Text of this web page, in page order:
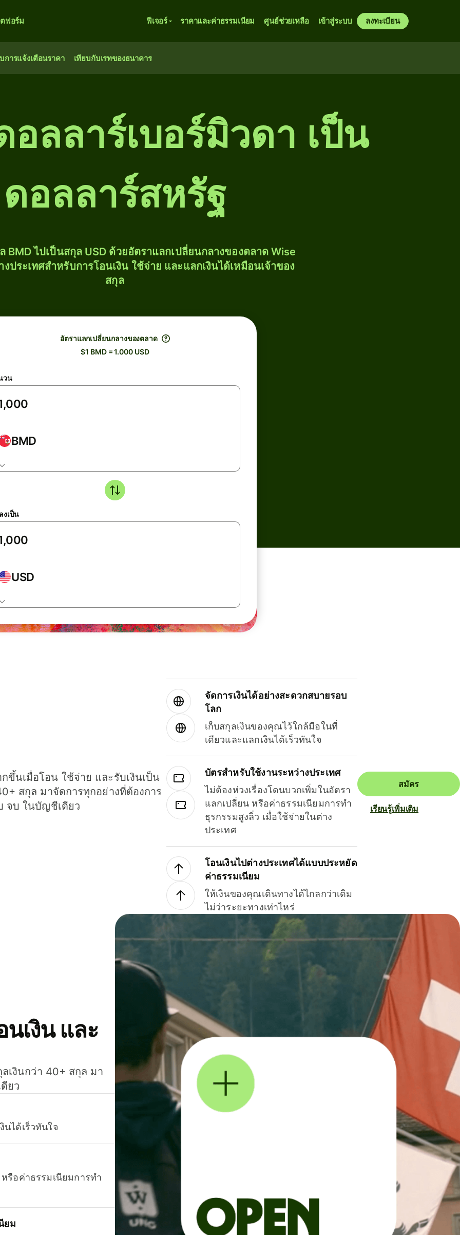
ฟอร์ม ฟีเจอร์ ราคาและค่าธรรมเนียม ศูนย์ช่วยเหลือ เข้าสู่ระบบ ลงทะเบียน
การแจ้งเตือนราคา เทียบกับเรทของธนาคาร
ลลาร์เบอร์มิวดา เป็น
ดอลลาร์สหรัฐ
BMD ไปเป็นสกุล USD ด้วยอัตราแลกเปลี่ยนกลางของตลาด Wise
ประเทศสำหรับการโอนเงิน ใช้จ่าย และแลกเงินได้เหมือนเจ้าของ
สกุล
อัตราแลกเปลี่ยนกลางของตลาด
$1 BMD = 1.000 USD
วน
BMD
งเป็น
USD
ขึ้นเมื่อโอน ใช้จ่าย และรับเงินเป็น
สกุล มาจัดการทุกอย่างที่ต้องการ
จบ ในบัญชีเดียว
จัดการเงินได้อย่างสะดวกสบายรอบ
โลก
เก็บสกุลเงินของคุณไว้ใกล้มือในที่
เดียวและแลกเงินได้เร็วทันใจ
บัตรสำหรับใช้งานระหว่างประเทศ
ไม่ต้องห่วงเรื่องโดนบวกเพิ่มในอัตรา
แลกเปลี่ยน หรือค่าธรรมเนียมการทำ
ธุรกรรมสูงลิ่ว เมื่อใช้จ่ายในต่าง
ประเทศ
โอนเงินไปต่างประเทศได้แบบประหยัด
ค่าธรรมเนียม
ให้เงินของคุณเดินทางได้ไกลกว่าเดิม
ไม่ว่าระยะทางเท่าไหร่
สมัคร
เรียนรู้เพิ่มเติม
เงิน และ
เงินกว่า 40+ สกุล มา
ยว
นได้เร็วทันใจ
รือค่าธรรมเนียมการทำ
ยม